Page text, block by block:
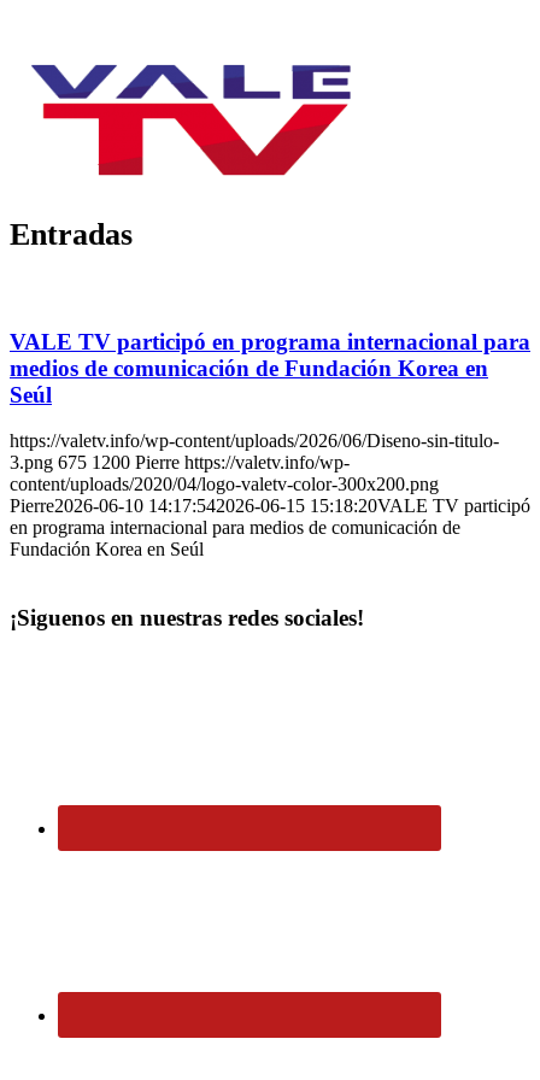
Entradas
VALE TV participó en programa internacional para
medios de comunicación de Fundación Korea en
Seúl
https://valetv.info/wp-content/uploads/2026/06/Diseno-sin-titulo-
3.png 675 1200 Pierre https://valetv.info/wp-
content/uploads/2020/04/logo-valetv-color-300x200.png
Pierre2026-06-10 14:17:542026-06-15 15:18:20VALE TV participó
en programa internacional para medios de comunicación de
Fundación Korea en Seúl
¡Siguenos en nuestras redes sociales!